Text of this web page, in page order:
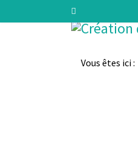
Vous êtes ici :